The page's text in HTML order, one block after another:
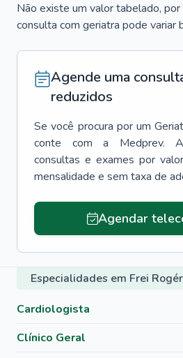
Não existe um valor tabelado,
consulta com geriatra pode variar
Agende uma
reduzidos
Se você procura por um
conte com a Medprev.
consultas e exames por
mensalidade e sem taxa de
Agendar
Especialidades em Frei
Cardiologista
Clínico Geral